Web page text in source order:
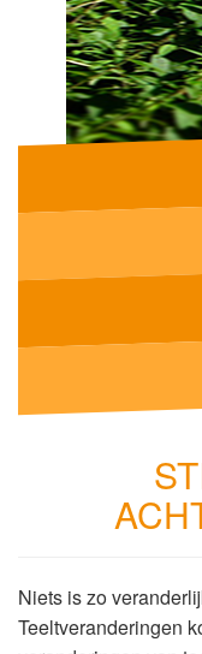
Niets is zo
Teeltveranderingen